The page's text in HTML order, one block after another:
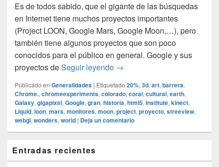
Es de todos sabido, que el gigante de las búsquedas
en Internet tiene muchos proyectos importantes
(Project LOON, Google Mars, Google Moon,…), pero
también tiene algunos proyectos que son poco
conocidos para el público en general. Google y sus
proyectos deSeguir leyendo Google y sus proyectos
→
Publicado en Generalidades | Etiquetado 20%, 3d, art, barrera,
Chrome., chromeexperiments, colorado, coral, cultural, earth,
Galaxy, gigapixel, Google, gran, historia, html5, institute, kinect,
Liquid, loon, mars, monitores, moon, project, proyecto, streeview,
webgl, wonders, world | Deja un comentario
área
de
Entradas recientes